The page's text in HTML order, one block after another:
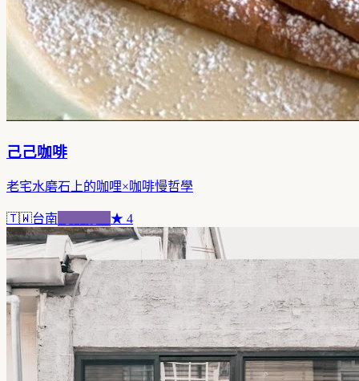
己己咖啡
老宅水磨石上的咖哩×咖啡慢哲學
🇹🇼台南 ★ 4